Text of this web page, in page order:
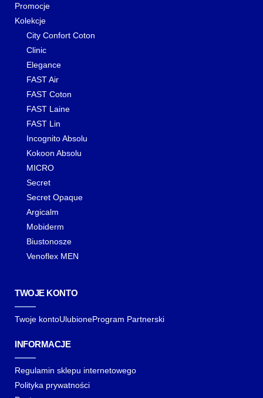
Promocje
Kolekcje
City Confort Coton
Clinic
Elegance
FAST Air
FAST Coton
FAST Laine
FAST Lin
Incognito Absolu
Kokoon Absolu
MICRO
Secret
Secret Opaque
Argicalm
Mobiderm
Biustonosze
Venoflex MEN
TWOJE KONTO
Twoje kontoUlubioneProgram Partnerski
INFORMACJE
Regulamin sklepu internetowego
Polityka prywatności